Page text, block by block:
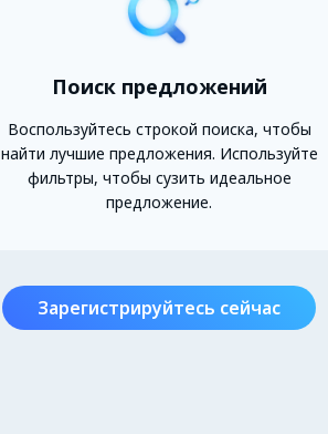
Поиск предложений
Воспользуйтесь строкой поиска, чтобы
найти лучшие предложения. Используйте
фильтры, чтобы сузить идеальное
предложение.
Зарегистрируйтесь сейчас